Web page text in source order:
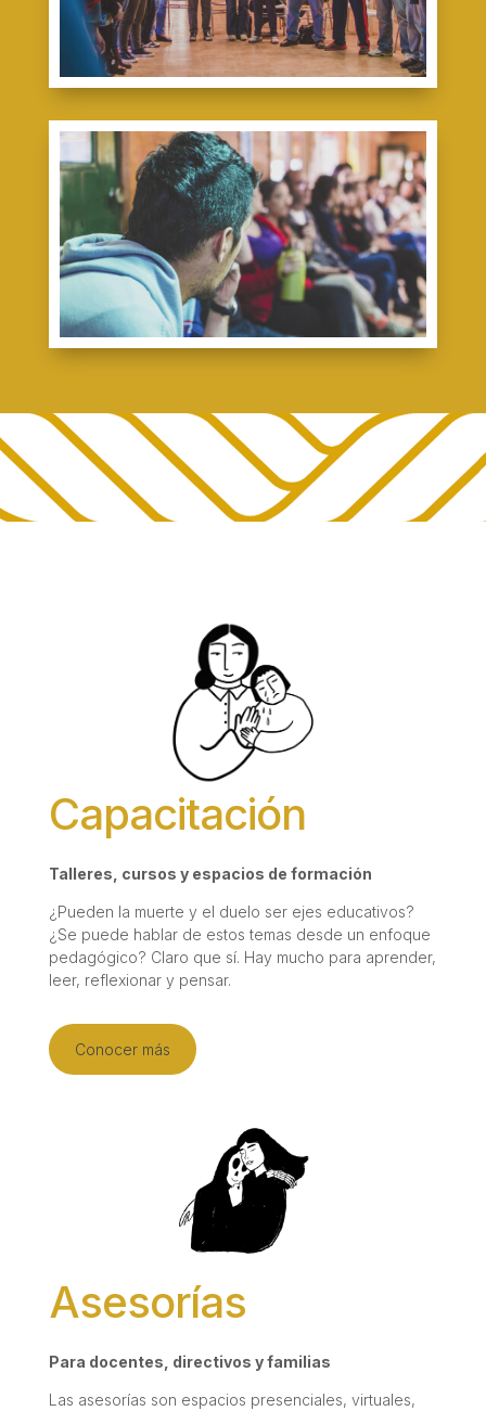
Capacitación
Talleres, cursos y espacios de formación
¿Pueden la muerte y el duelo ser ejes educativos?
¿Se puede hablar de estos temas desde un enfoque
pedagógico? Claro que sí. Hay mucho para aprender,
leer, reflexionar y pensar.
Conocer más
Asesorías
Para docentes, directivos y familias
Las asesorí­as son espacios presenciales, virtuales,